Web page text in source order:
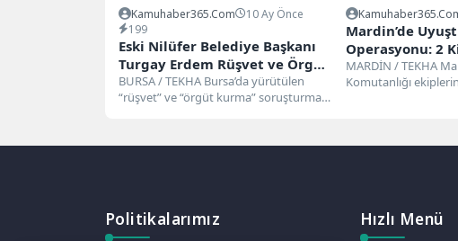
Kamuhaber365.com
10 Ay Önce
199
Eski Nilüfer Belediye Başkanı
Turgay Erdem Rüşvet ve Örgüt
Soruşturmasında Gözaltına
Alındı
BURSA / TEKHA Bursa’da yürütülen
“rüşvet” ve “örgüt kurma” soruşturması
Mardin’de
Operasyonu: 2
MARDİN / TEKHA
Komutanlığı
Politikalarımız Hızlı Menü